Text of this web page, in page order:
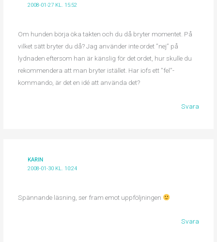
2008-01-27 KL. 15:52
Om hunden börja öka takten och du då bryter momentet. På
vilket sätt bryter du då? Jag använder inte ordet ”nej” på
lydnaden eftersom han är känslig för det ordet, hur skulle du
rekommendera att man bryter istället. Har iofs ett ”fel”-
kommando, är det en idé att använda det?
Svara
KARIN
2008-01-30 KL. 10:24
Spännande läsning, ser fram emot uppföljningen
Svara